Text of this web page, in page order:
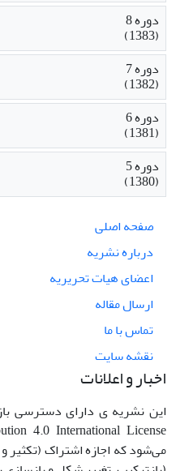
دوره 8
(1383)
دوره 7
(1382)
دوره 6
(1381)
دوره 5
(1380)
صفحه اصلی
درباره نشریه
اعضای هیات تحریریه
ارسال مقاله
تماس با ما
نقشه سایت
اخبار و اعلانات
این نشریه ی دارای دسترسی
می‌شود که اجازه اشتراک (تکثیر